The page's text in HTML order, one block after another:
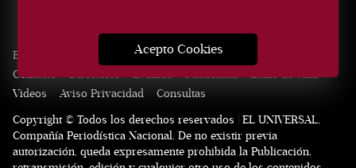
Acepto Cookies
Edición Impresa Noticias Quiénes somos
Contacto
Directorio Eventos Publicidad
Estilo de vida
Videos
Aviso Privacidad
Consultas
Copyright © Todos los derechos reservados | EL UNIVERSAL,
Compañía Periodística Nacional. De no existir previa
autorización, queda expresamente prohibida la Publicación,